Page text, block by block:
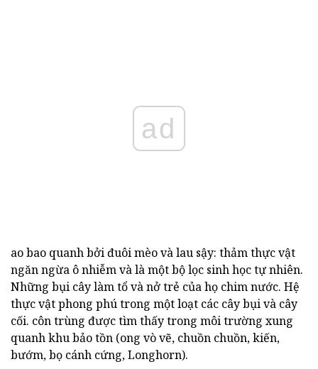
ad
ao bao quanh bởi đuôi mèo và lau sậy: thảm thực vật
ngăn ngừa ô nhiễm và là một bộ lọc sinh học tự nhiên.
Những bụi cây làm tổ và nở trẻ của họ chim nước. Hệ
thực vật phong phú trong một loạt các cây bụi và cây
cối. côn trùng được tìm thấy trong môi trường xung
quanh khu bảo tồn (ong vò vẽ, chuồn chuồn, kiến,
bướm, bọ cánh cứng, Longhorn).